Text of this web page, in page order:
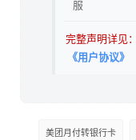
服
完整声明详见：
《用户协议》
美团月付转银行卡